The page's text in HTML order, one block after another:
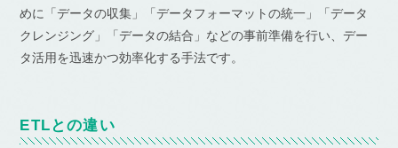
めに「データの収集」「データフォーマットの統一」「データ
クレンジング」「データの結合」などの事前準備を行い、デー
タ活用を迅速かつ効率化する手法です。
ETLとの違い